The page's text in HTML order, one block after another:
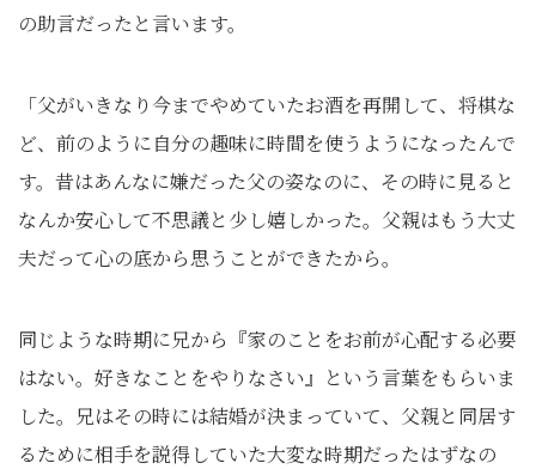
の助言だったと言います。
「父がいきなり今までやめていたお酒を再開して、将棋な
ど、前のように自分の趣味に時間を使うようになったんで
す。昔はあんなに嫌だった父の姿なのに、その時に見ると
なんか安心して不思議と少し嬉しかった。父親はもう大丈
夫だって心の底から思うことができたから。
同じような時期に兄から『家のことをお前が心配する必要
はない。好きなことをやりなさい』という言葉をもらいま
した。兄はその時には結婚が決まっていて、父親と同居す
るために相手を説得していた大変な時期だったはずなの